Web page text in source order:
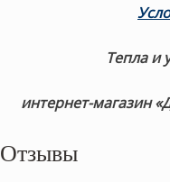
Тепла и
интернет-магазин
Отзывы